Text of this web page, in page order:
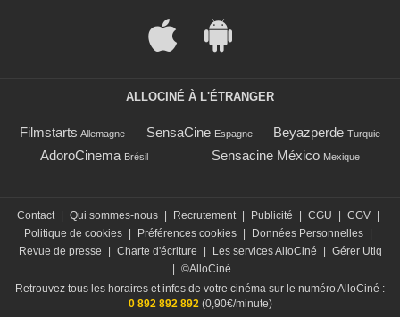
ALLOCINÉ À L'ÉTRANGER
Filmstarts Allemagne SensaCine Espagne Beyazperde Turquie
AdoroCinema Brésil Sensacine México Mexique
Contact Qui sommes-nous Recrutement Publicité CGU CGV
Politique de cookies
Préférences cookies Données Personnelles
Revue de presse
Charte d'écriture Les services AlloCiné
Gérer Utiq
©AlloCiné
Retrouvez tous les horaires et infos de votre cinéma sur le numéro AlloCiné :
0 892 892 892(0,90€/minute)